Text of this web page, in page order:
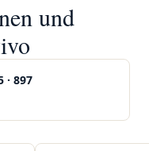
und
· 897